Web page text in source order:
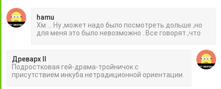
hamu
Хм ... Ну ,может надо было посмотреть дольше ,но
для меня это было невозможно . Все говорят ,что
Древарх II
Подростковая гей-драма-тройничок с
присутствием инкуба нетрадиционной ориентации.